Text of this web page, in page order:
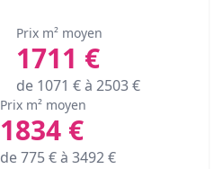
Prix m² moyen
1711 €
de 1071 € à 2503€
Prix m² moyen
1834€
de775€ à 3492€